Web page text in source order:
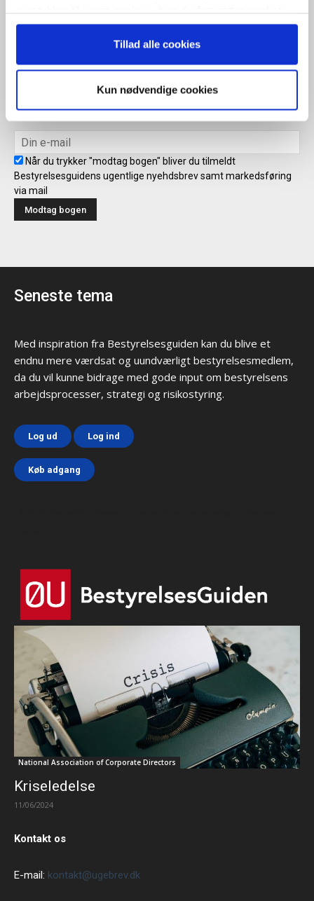
anvende vores hjemmeside.
Tillad alle cookies
Kun nødvendige cookies
Modtag bogen direkte i din
mailboks
Når du trykker "modtag bogen" bliver du tilmeldt
Bestyrelsesguidens ugentlige nyehdsbrev samt markedsføring
via mail
Seneste tema
Med inspiration fra Bestyrelsesguiden kan du blive et
endnu mere værdsat og uundværligt bestyrelsesmedlem,
da du vil kunne bidrage med gode input om bestyrelsens
arbejdsprocesser, strategi og risikostyring.
Log ud Log ind
Køb adgang
National Association of Corporate Directors
Kriseledelse
11/06/2024
Kontakt os
E-mail: kontakt@ugebrev.dk